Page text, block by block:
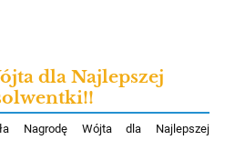
dla Najlepszej
Nagrodę Wójta dla Najlepszej